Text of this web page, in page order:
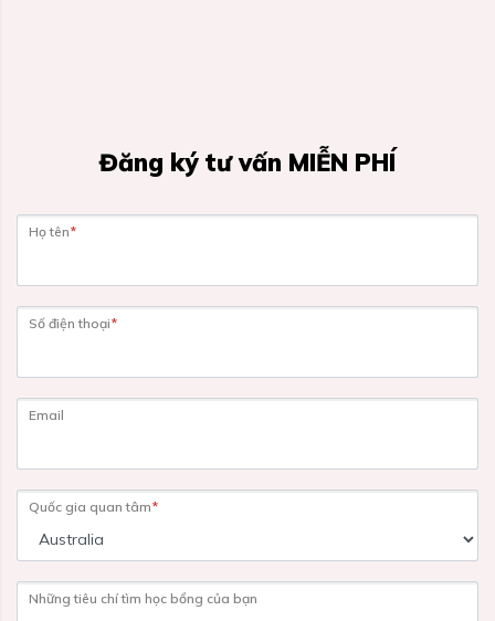
Đăng ký tư vấn MIỄN PHÍ
Họ tên*
Số điện thoại*
Email
Quốc gia quan tâm*
Những tiêu chí tìm học bổng của bạn